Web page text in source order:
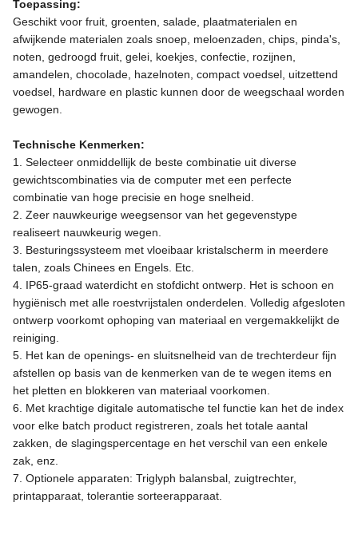
Toepassing:
Geschikt voor fruit, groenten, salade, plaatmaterialen en
afwijkende materialen zoals snoep, meloenzaden, chips, pinda's,
noten, gedroogd fruit, gelei, koekjes, confectie, rozijnen,
amandelen, chocolade, hazelnoten, compact voedsel, uitzettend
voedsel, hardware en plastic kunnen door de weegschaal worden
gewogen.
Technische Kenmerken:
1. Selecteer onmiddellijk de beste combinatie uit diverse
gewichtscombinaties via de computer met een perfecte
combinatie van hoge precisie en hoge snelheid.
2. Zeer nauwkeurige weegsensor van het gegevenstype
realiseert nauwkeurig wegen.
3. Besturingssysteem met vloeibaar kristalscherm in meerdere
talen, zoals Chinees en Engels. Etc.
4. IP65-graad waterdicht en stofdicht ontwerp. Het is schoon en
hygiënisch met alle roestvrijstalen onderdelen. Volledig afgesloten
ontwerp voorkomt ophoping van materiaal en vergemakkelijkt de
reiniging.
5. Het kan de openings- en sluitsnelheid van de trechterdeur fijn
afstellen op basis van de kenmerken van de te wegen items en
het pletten en blokkeren van materiaal voorkomen.
6. Met krachtige digitale automatische tel functie kan het de index
voor elke batch product registreren, zoals het totale aantal
zakken, de slagingspercentage en het verschil van een enkele
zak, enz.
7. Optionele apparaten: Triglyph balansbal, zuigtrechter,
printapparaat, tolerantie sorteerapparaat.